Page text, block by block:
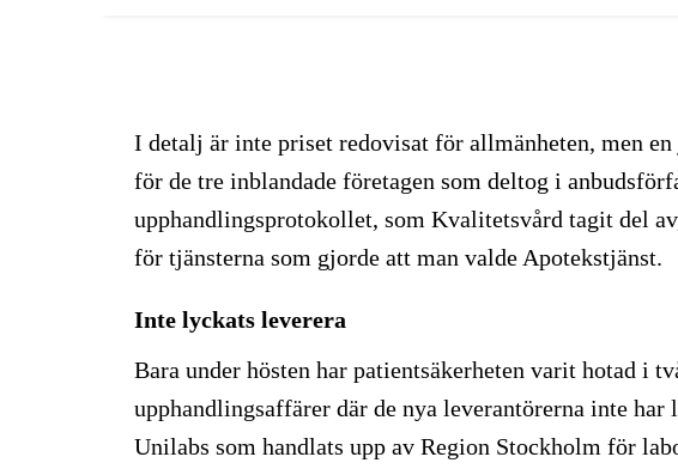
I detalj är inte priset redovisat för allmänheten, men
för de tre inblandade företagen som deltog i
upphandlingsprotokollet, som Kvalitetsvård tagit del
för tjänsterna som gjorde att man valde Apotekstjänst.
Inte lyckats leverera
Bara under hösten har patientsäkerheten varit hotad i
upphandlingsaffärer där de nya leverantörerna inte
Unilabs som handlats upp av Region Stockholm för